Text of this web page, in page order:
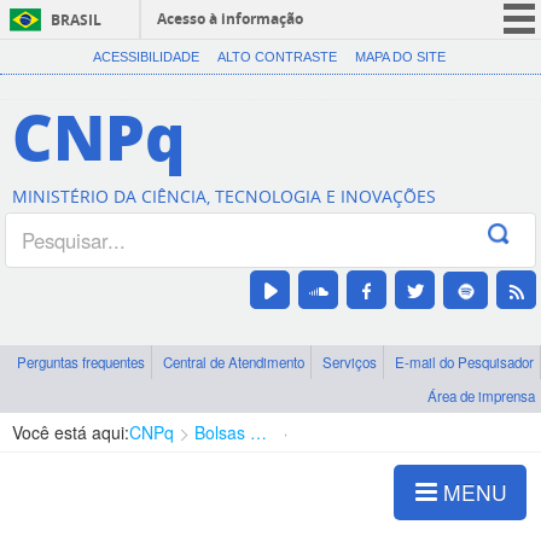
BRASIL
Acesso à informação
CORONAVÍRUS (COVID-19)
Canais
ACESSIBILIDADE ALTO CONTRASTE MAPA DO SITE
CNPq
MINISTÉRIO DA CIÊNCIA, TECNOLOGIA E INOVAÇÕES
Perguntas frequentes Central de Atendimento Serviços
E-mail do Pesquisador
Área de imprensa
Você está aqui:CNPq Bolsas e Auxílios Vigentes
MENU